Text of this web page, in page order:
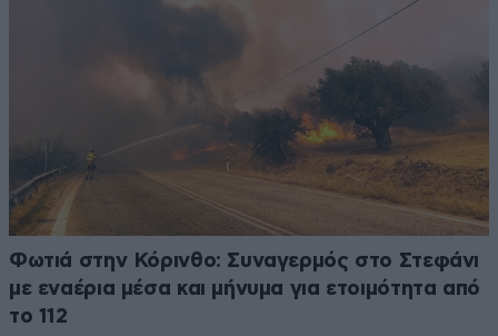
Φωτιά στην Κόρινθο: Συναγερμός στο Στεφάνι
με εναέρια μέσα και μήνυμα για ετοιμότητα από
το 112